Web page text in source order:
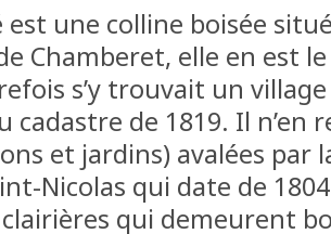
est une colline boisée
Chamberet, elle en est
s’y trouvait un
cadastre de 1819. Il n’en
et jardins) avalées par
Nicolas qui date de
qui demeurent